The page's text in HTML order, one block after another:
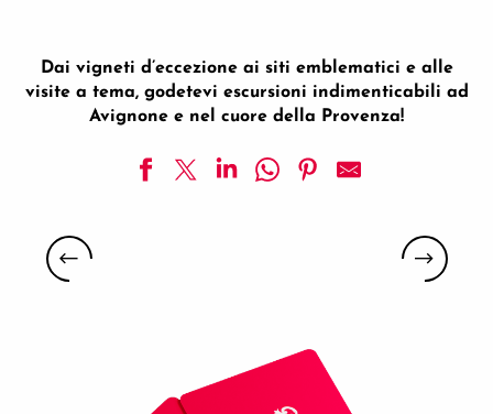
Dai vigneti d’eccezione ai siti emblematici e alle
visite a tema, godetevi escursioni indimenticabili ad
Avignone e nel cuore della Provenza!
VISITE NEL LUBERON